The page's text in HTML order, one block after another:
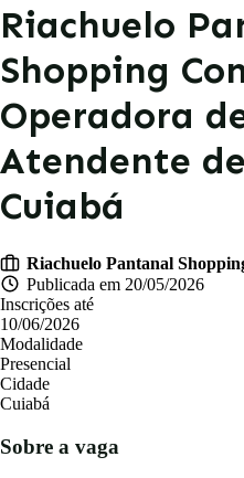
Riachuelo
Shopping
Operadora
Atendente
Cuiabá
Riachuelo Pantanal
Publicada em 20/05/2026
Inscrições até
10/06/2026
Modalidade
Presencial
Cidade
Cuiabá
Sobre a vaga